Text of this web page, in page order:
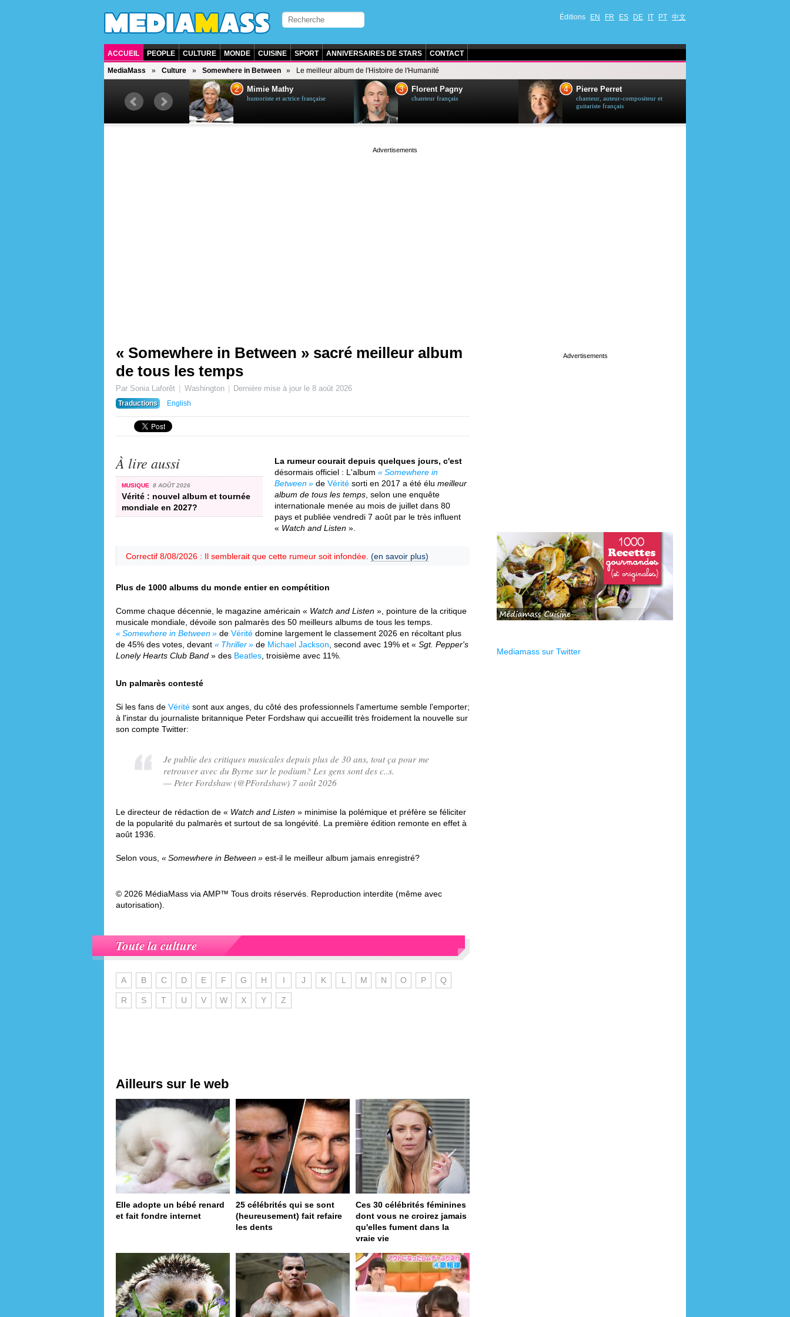
Éditions EN FR ES DE IT PT 中文
ACCUEIL PEOPLE CULTURE MONDE CUISINE SPORT ANNIVERSAIRES DE STARS CONTACT
MediaMass Culture Somewhere in Between Le meilleur album de l'Histoire de l'Humanité
chanteuse québécoise
2 Mimie Mathy
humoriste et actrice française
3 Florent Pagny
chanteur français
4 Pierre Perret
chanteur, auteur-compositeur et
guitariste français
« Somewhere in Between » sacré meilleur album
de tous les temps
Par Sonia Laforêt Washington Dernière mise à jour le8 août 2026
Traductions
English
À lire aussi
MUSIQUE 8 AOÛT 2026
Vérité : nouvel album et tournée
mondiale en 2027?
La rumeur courait depuis quelques jours, c'est
désormais officiel : L'album
Somewhere in
Between
de Véritésorti en 2017 a été élu meilleur
album de tous les temps , selon une enquête
internationale menée au mois de juillet dans 80
pays et publiée vendredi 7 août par le très influent
« Watch and Listen ».
Correctif 8/08/2026 : Il semblerait que cette rumeur soit infondée. (en savoir plus)
Plus de 1000 albums du monde entier en compétition
Comme chaque décennie, le magazine américain « Watch and Listen », pointure de la critique
musicale mondiale, dévoile son palmarès des 50 meilleurs albums de tous les temps.
Somewhere in Between
de Véritédomine largement le classement 2026 en récoltant plus
de 45% des votes, devant
Thriller de Michael Jackson , second avec 19% et « Sgt. Pepper's
Lonely Hearts Club Band » des Beatles , troisième avec 11%.
Un palmarès contesté
Si les fans de Vérité sont aux anges, du côté des professionnels l'amertume semble l'emporter;
à l'instar du journaliste britannique Peter Fordshaw qui accueillit très froidement la nouvelle sur
son compte Twitter:
Je publie des critiques musicales depuis plus de 30 ans, tout ça pour me
retrouver avec du Byrne sur le podium? Les gens sont des c..s.
— Peter Fordshaw (@PFordshaw) 7 août 2026
Le directeur de rédaction de « Watch and Listen » minimise la polémique et préfère se féliciter
de la popularité du palmarès et surtout de sa longévité. La première édition remonte en effet à
août 1936.
Selon vous, Somewhere in Between est-il le meilleur album jamais enregistré?
© 2026 MédiaMass via AMP™ Tous droits réservés. Reproduction interdite (même avec
autorisation).
Toute la culture
A B C D E F G H I J K L M N O P Q
R S T U V W X Y Z
Ailleurs sur le web
Elle adopte un bébé renard
et fait fondre internet
25 célébrités qui se sont
(heureusement) fait refaire
les dents
Ces 30 célébrités féminines
dont vous ne croirez jamais
qu'elles fument dans la
vraie vie
Mediamass sur Twitter